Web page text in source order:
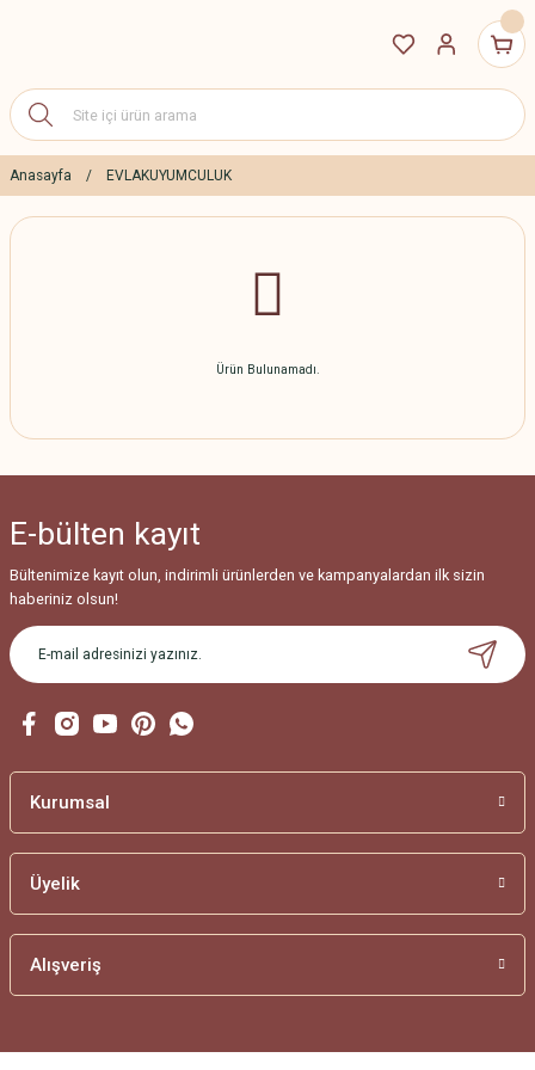
Anasayfa EVLAKUYUMCULUK
Ürün Bulunamadı.
E-bülten kayıt
Bültenimize kayıt olun, indirimli ürünlerden ve kampanyalardan ilk sizin
haberiniz olsun!
Kurumsal
Üyelik
Alışveriş